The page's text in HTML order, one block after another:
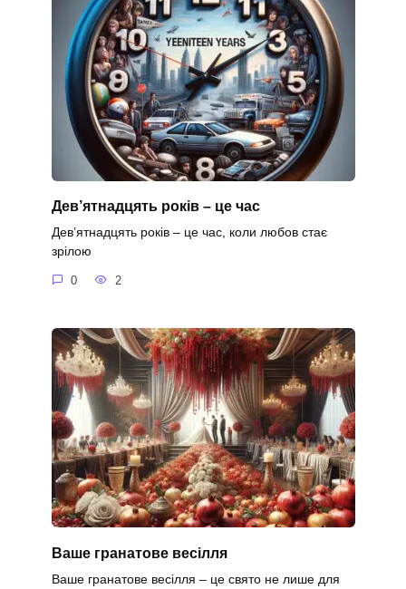
Дев’ятнадцять років – це час
Дев’ятнадцять років – це час, коли любов стає
зрілою
0 2
Ваше гранатове весілля
Ваше гранатове весілля – це свято не лише для